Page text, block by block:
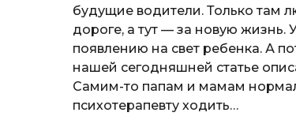
будущие водители. Только там
дороге, а тут — за новую жизнь.
появлению на свет ребенка. А
нашей сегодняшней статье
Самим-то папам и мамам
психотерапевту ходить…